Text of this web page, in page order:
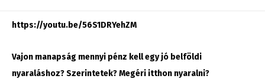
https://youtu.be/56S1DRYehZM
Vajon manapság mennyi pénz kell egy jó belföldi
nyaraláshoz? Szerintetek? Megéri itthon nyaralni?